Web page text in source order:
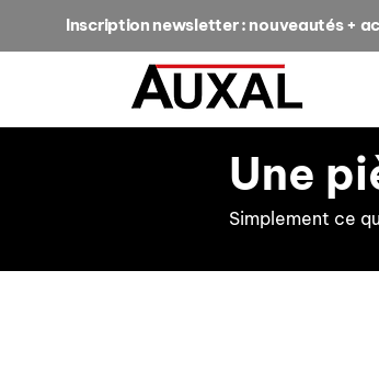
Inscription newsletter : nouveautés +
Une
Simplement ce